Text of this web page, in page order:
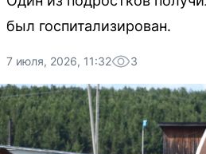
был госпитализирован.
7 июля, 2026, 11:32 3